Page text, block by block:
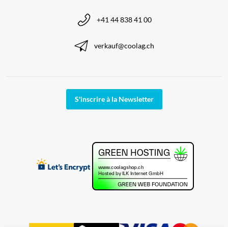
+41 44 838 41 00
verkauf@coolag.ch
S'inscrire à la Newsletter